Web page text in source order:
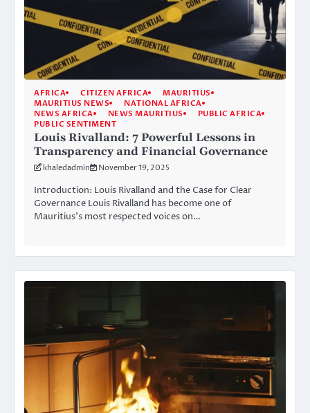
AFRICA CITIZEN AFRICA
MAURITIUS
MAURITIUS NEWS
NATIONAL AFRICA
NEWS AFRICA
NEWS MAURITIUS
PUBLIC AFRICA
PUBLIC SENTIMENT
Louis Rivalland: 7 Powerful Lessons in
Transparency and Financial Governance
khaledadmin November 19, 2025
Introduction: Louis Rivalland and the Case for Clear
Governance Louis Rivalland has become one of
Mauritius’s most respected voices on…